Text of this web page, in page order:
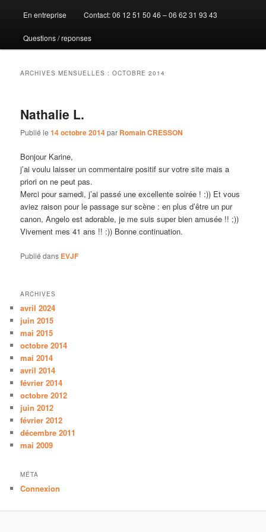
au
contenu
principal
au
contenu
secondaire
En entreprise Contact: 06 12 51 50 46 – 06 62 31 93 43
Questions / reponses
ARCHIVES MENSUELLES :OCTOBRE 2014
Nathalie L.
Publié le14 octobre 2014par Romain CRESSON
Bonjour Karine,
j’ai voulu laisser un commentaire positif sur votre site mais a
priori on ne peut pas.
Merci pour samedi, j’ai passé une excellente soirée ! :)) Et vous
aviez raison pour le passage sur scène : en plus d’être un pur
canon, Angelo est adorable, je me suis super bien amusée !! ;))
Vivement mes 41 ans !! :)) Bonne continuation.
Publié dans EVJF
ARCHIVES
avril 2024
juin 2015
mai 2015
octobre 2014
mai 2014
avril 2014
février 2014
octobre 2012
juin 2012
février 2012
décembre 2011
mai 2009
MÉTA
Connexion